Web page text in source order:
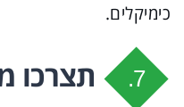
כימיקלים.
7.